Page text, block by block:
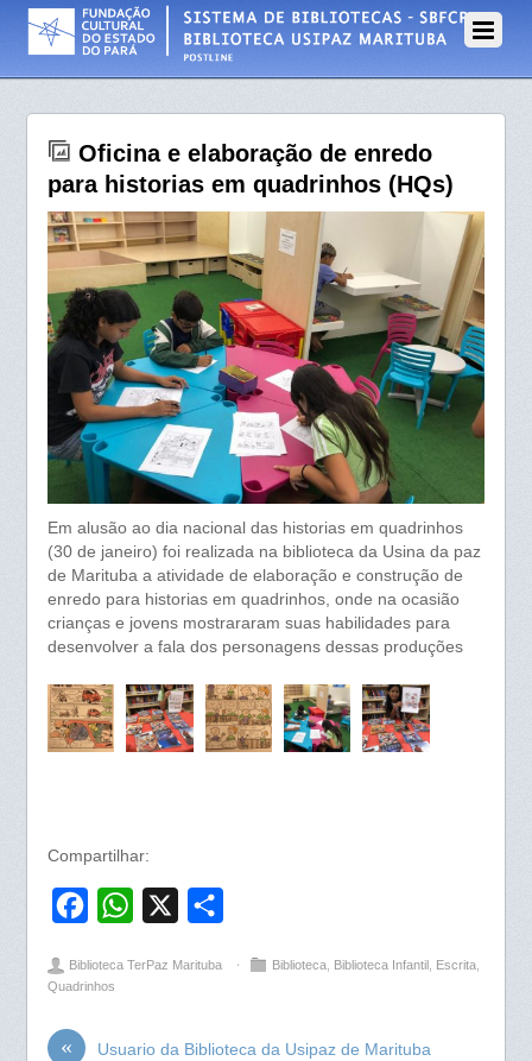
Oficina e elaboração de enredo
para historias em quadrinhos (HQs)
Em alusão ao dia nacional das historias em quadrinhos
(30 de janeiro) foi realizada na biblioteca da Usina da paz
de Marituba a atividade de elaboração e construção de
enredo para historias em quadrinhos, onde na ocasião
crianças e jovens mostrararam suas habilidades para
desenvolver a fala dos personagens dessas produções
Compartilhar:
c
a
s
e
Biblioteca TerPaz Marituba ⋅ Biblioteca, Biblioteca Infantil, Escrita,
Quadrinhos
«
Usuario da Biblioteca da Usipaz de Marituba